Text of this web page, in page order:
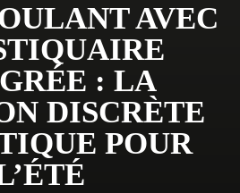
AVEC
: LA
DISCRÈTE
POUR